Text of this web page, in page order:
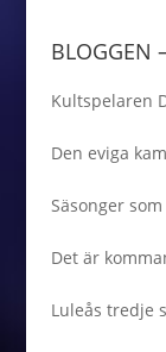
BLOGGEN
Kultspelaren
Den eviga
Säsonger
Det är
Luleås tredje